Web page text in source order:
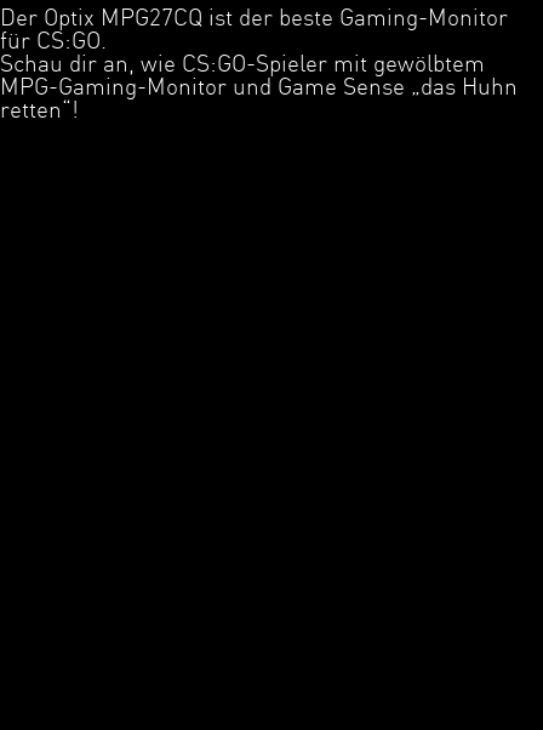
Der Optix MPG27CQ ist der beste Gaming-Monitor
für CS:GO.
Schau dir an, wie CS:GO-Spieler mit gewölbtem
MPG-Gaming-Monitor und Game Sense „das Huhn
retten“!